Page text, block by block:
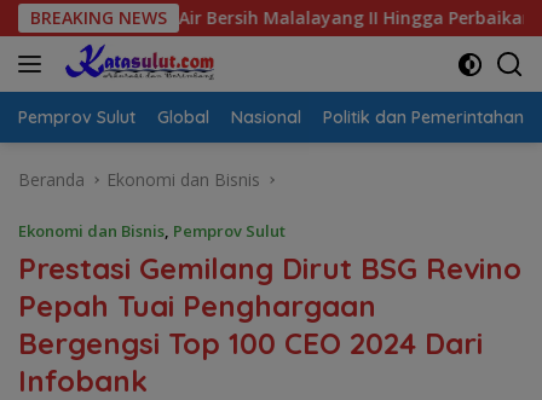
Langsung
ke
konten
BREAKING NEWS
Air Bersih Malalayang II Hingga Perbaikan Infrastruktur
Pemprov Sulut Global Nasional Politik dan Pemerintahan
Beranda Ekonomi dan Bisnis
Ekonomi dan Bisnis, Pemprov Sulut
Prestasi Gemilang Dirut BSG Revino
Pepah Tuai Penghargaan
Bergengsi Top 100 CEO 2024 Dari
Infobank